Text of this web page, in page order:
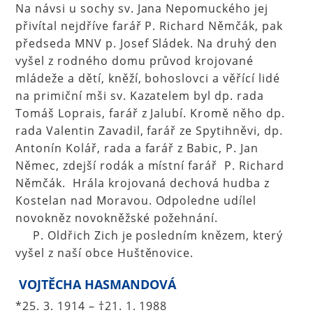
Na návsi u sochy sv. Jana Nepomuckého jej
přivítal nejdříve farář P. Richard Němčák, pak
předseda MNV p. Josef Sládek. Na druhý den
vyšel z rodného domu průvod krojované
mládeže a dětí, kněží, bohoslovci a věřící lidé
na primiční mši sv. Kazatelem byl dp. rada
Tomáš Loprais, farář z Jalubí. Kromě něho dp.
rada Valentin Zavadil, farář ze Spytihněvi, dp.
Antonín Kolář, rada a farář z Babic, P. Jan
Němec, zdejší rodák a místní farář P. Richard
Němčák. Hrála krojovaná dechová hudba z
Kostelan nad Moravou. Odpoledne udílel
novokněz novokněžské požehnání.
P. Oldřich Zich je posledním knězem, který
vyšel z naší obce Huštěnovice.
VOJTĚCHA HASMANDOVÁ
*25. 3. 1914 – †21. 1. 1988